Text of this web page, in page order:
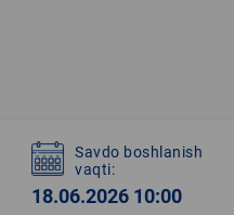
Savdo boshlanish
vaqti:
18.06.2026 10:00